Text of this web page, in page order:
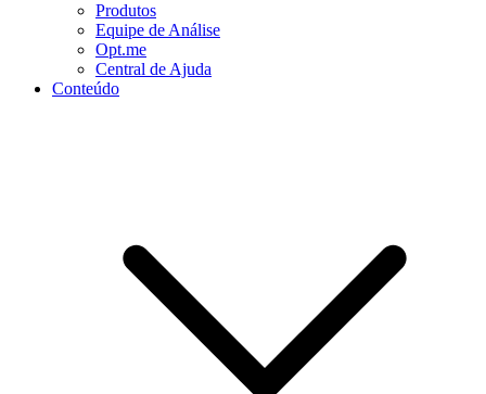
Produtos
Equipe de Análise
Opt.me
Central de Ajuda
Conteúdo